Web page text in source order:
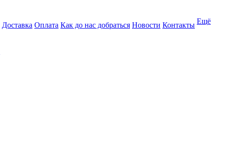
Доставка Оплата Как до нас добраться Новости Контакты Ещё